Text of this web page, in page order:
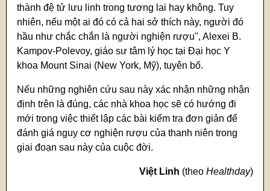
thành đệ tử lưu linh trong tương lai hay không. Tuy
nhiên, nếu một ai đó có cả hai sở thích này, người đó
hầu như chắc chắn là người nghiện rượu", Alexei B.
Kampov-Polevoy, giáo sư tâm lý học tại Đại học Y
khoa Mount Sinai (New York, Mỹ), tuyên bố.
Nếu những nghiên cứu sau này xác nhận những nhận
định trên là đúng, các nhà khoa học sẽ có hướng đi
mới trong việc thiết lập các bài kiểm tra đơn giản để
đánh giá nguy cơ nghiện rượu của thanh niên trong
giai đoạn sau này của cuộc đời.
Việt Linh (theo Healthday)